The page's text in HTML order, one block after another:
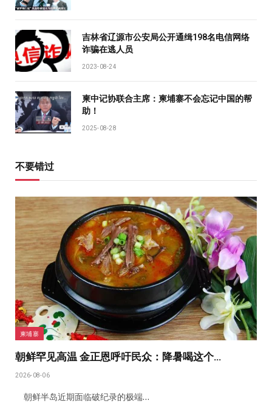
吉林省辽源市公安局公开通缉198名电信网络
诈骗在逃人员
2023-08-24
柬中记协联合主席：柬埔寨不会忘记中国的帮
助！
2025-08-28
不要错过
柬埔寨
朝鲜罕见高温 金正恩呼吁民众：降暑喝这个…
2026-08-06
朝鲜半岛近期面临破纪录的极端…